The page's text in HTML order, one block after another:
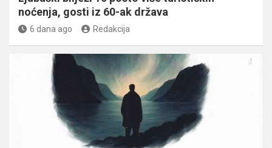
noćenja, gosti iz 60-ak država
6 dana ago Redakcija